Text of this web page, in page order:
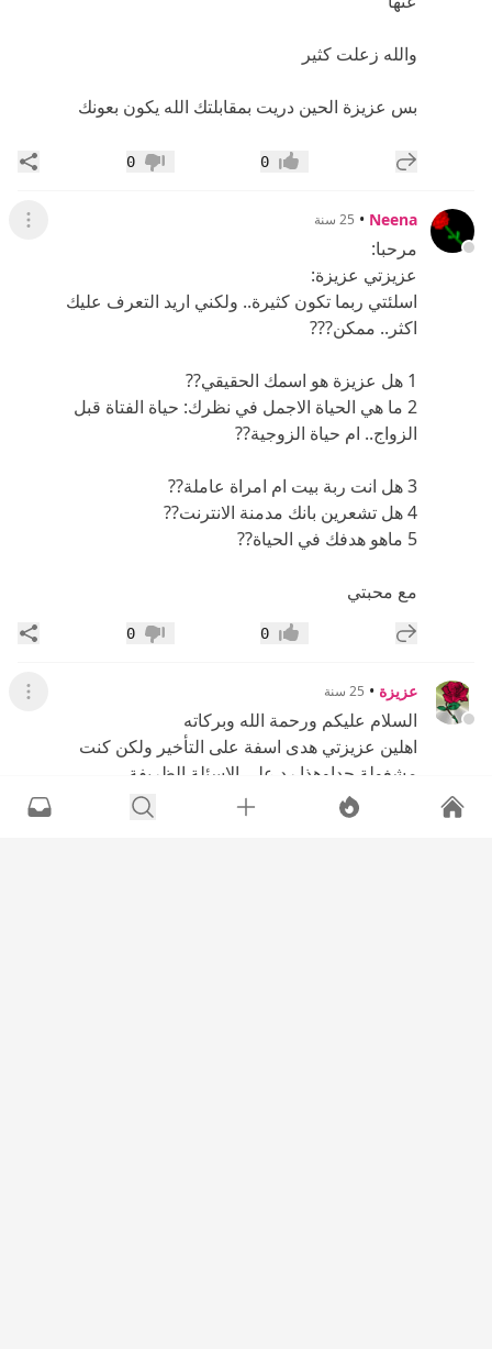
والله زعلت كثير
بس عزيزة الحين دريت بمقابلتك الله يكون بعونك
إضافة رد جديد إعجاب0 عدم إعجاب
0
Neena
• 25 سنة عرض
مرحبا:
عزيزتي عزيزة:
اسلئتي ربما تكون كثيرة.. ولكني اريد التعرف عليك
اكثر.. ممكن???
1 هل عزيزة هو اسمك الحقيقي??
2 ما هي الحياة الاجمل في نظرك: حياة الفتاة قبل
الزواج.. ام حياة الزوجية??
3 هل انت ربة بيت ام امراة عاملة??
4 هل تشعرين بانك مدمنة الانترنت??
5 ماهو هدفك في الحياة??
مع محبتي
إضافة رد جديد إعجاب0 عدم إعجاب
0
عزيزة • 25 سنة عرض
السلام عليكم ورحمة الله وبركاته
اهلين عزيزتي هدى اسفة على التأخير ولكن كنت
مشغولة جداوهذا رد على الاسئلة الظريفة
1-اولا :انصح الفتاة المقبلة على الزواج ان تحترم زوجها
وتقدره وان تكون عند حسن ظن زوجها بها وان توفر له